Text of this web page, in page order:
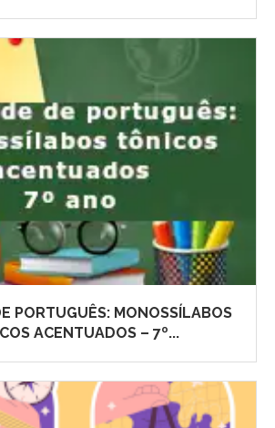
PORTUGUÊS: MONOSSÍLABOS
ACENTUADOS – 7º...